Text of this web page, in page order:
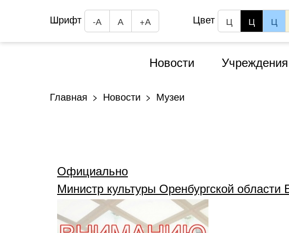
Шрифт -А А +А Цвет Ц Ц Ц
Новости Учреждения
Главная Новости Музеи
Официально
Министр культуры Оренбургской